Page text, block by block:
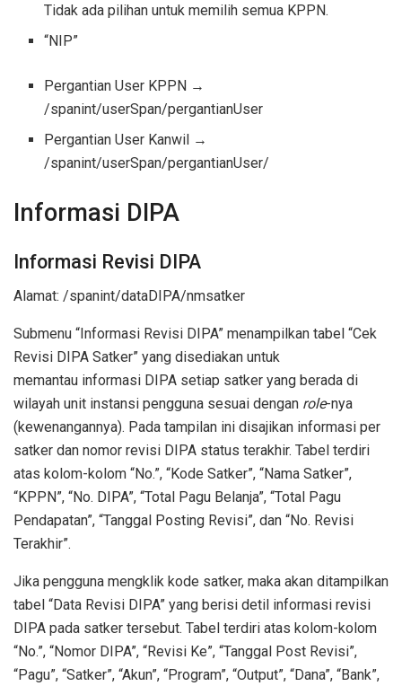
Tidak ada pilihan untuk memilih semua KPPN.
“NIP”
Pergantian User KPPN →
/spanint/userSpan/pergantianUser
Pergantian User Kanwil →
/spanint/userSpan/pergantianUser/
Informasi DIPA
Informasi Revisi DIPA
Alamat: /spanint/dataDIPA/nmsatker
Submenu “Informasi Revisi DIPA” menampilkan tabel “Cek
Revisi DIPA Satker” yang disediakan untuk
memantau informasi DIPA setiap satker yang berada di
wilayah unit instansi pengguna sesuai dengan role-nya
(kewenangannya). Pada tampilan ini disajikan informasi per
satker dan nomor revisi DIPA status terakhir. Tabel terdiri
atas kolom-kolom “No.”, “Kode Satker”, “Nama Satker”,
“KPPN”, “No. DIPA”, “Total Pagu Belanja”, “Total Pagu
Pendapatan”, “Tanggal Posting Revisi”, dan “No. Revisi
Terakhir”.
Jika pengguna mengklik kode satker, maka akan ditampilkan
tabel “Data Revisi DIPA” yang berisi detil informasi revisi
DIPA pada satker tersebut. Tabel terdiri atas kolom-kolom
“No.”, “Nomor DIPA”, “Revisi Ke”, “Tanggal Post Revisi”,
“Pagu”, “Satker”, “Akun”, “Program”, “Output”, “Dana”, “Bank”,